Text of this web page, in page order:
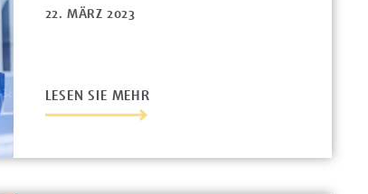
22. MÄRZ 2023
LESEN SIE MEHR